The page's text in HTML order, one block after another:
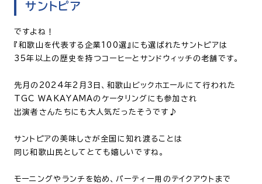
サントピア
ですよね！
『和歌山を代表する企業100選』にも選ばれたサントピアは
35年以上の歴史を持つコーヒーとサンドウィッチの老舗です。
先月の2024年2月3日、和歌山ビックホエールにて行われた
TGC WAKAYAMAのケータリングにも参加され
出演者さんたちにも大人気だったそうです♪
サントピアの美味しさが全国に知れ渡ることは
同じ和歌山民としてとても嬉しいですね。
モーニングやランチを始め、パーティー用のテイクアウトまで